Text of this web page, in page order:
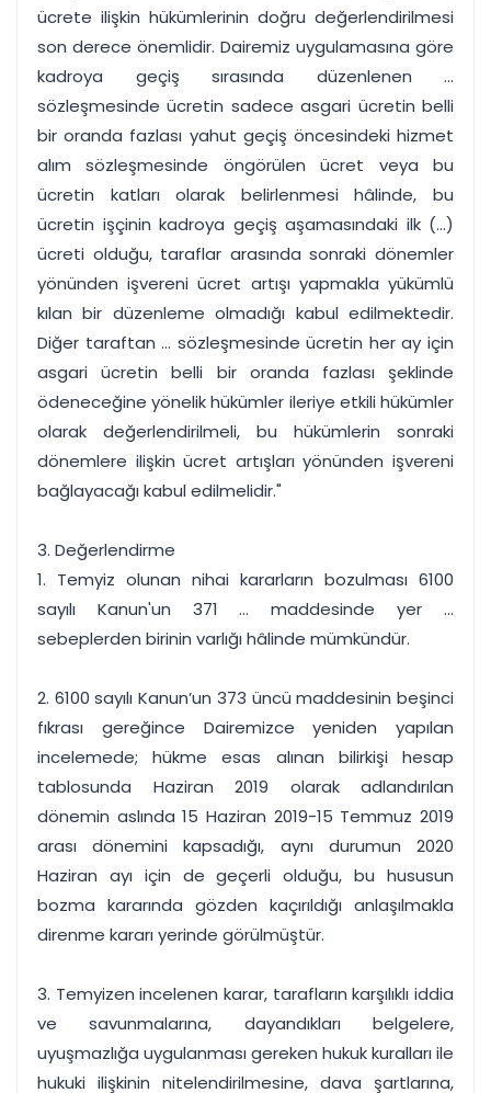
ücrete ilişkin hükümlerinin doğru değerlendirilmesi
son derece önemlidir. Dairemiz uygulamasına göre
kadroya geçiş sırasında düzenlenen ...
sözleşmesinde ücretin sadece asgari ücretin belli
bir oranda fazlası yahut geçiş öncesindeki hizmet
alım sözleşmesinde öngörülen ücret veya bu
ücretin katları olarak belirlenmesi hâlinde, bu
ücretin işçinin kadroya geçiş aşamasındaki ilk (...)
ücreti olduğu, taraflar arasında sonraki dönemler
yönünden işvereni ücret artışı yapmakla yükümlü
kılan bir düzenleme olmadığı kabul edilmektedir.
Diğer taraftan ... sözleşmesinde ücretin her ay için
asgari ücretin belli bir oranda fazlası şeklinde
ödeneceğine yönelik hükümler ileriye etkili hükümler
olarak değerlendirilmeli, bu hükümlerin sonraki
dönemlere ilişkin ücret artışları yönünden işvereni
bağlayacağı kabul edilmelidir."
3. Değerlendirme
1. Temyiz olunan nihai kararların bozulması 6100
sayılı Kanun'un 371 ... maddesinde yer ...
sebeplerden birinin varlığı hâlinde mümkündür.
2. 6100 sayılı Kanun’un 373 üncü maddesinin beşinci
fıkrası gereğince Dairemizce yeniden yapılan
incelemede; hükme esas alınan bilirkişi hesap
tablosunda Haziran 2019 olarak adlandırılan
dönemin aslında 15 Haziran 2019-15 Temmuz 2019
arası dönemini kapsadığı, aynı durumun 2020
Haziran ayı için de geçerli olduğu, bu hususun
bozma kararında gözden kaçırıldığı anlaşılmakla
direnme kararı yerinde görülmüştür.
3. Temyizen incelenen karar, tarafların karşılıklı iddia
ve savunmalarına, dayandıkları belgelere,
uyuşmazlığa uygulanması gereken hukuk kuralları ile
hukuki ilişkinin nitelendirilmesine, dava şartlarına,